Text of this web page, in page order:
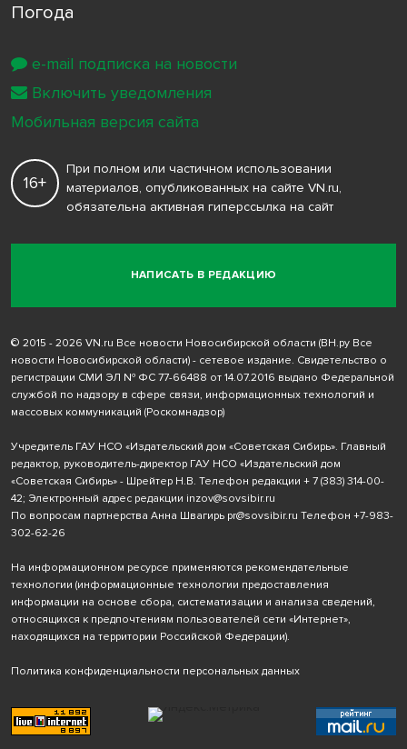
Погода
НАПИСАТЬ В РЕДАКЦИЮ
16+
При полном или частичном использовании
материалов, опубликованных на сайте VN.ru,
обязательна активная гиперссылка на сайт
© 2015 - 2026 VN.ru Все новости Новосибирской области (ВН.ру Все
новости Новосибирской области) - сетевое издание. Свидетельство о
регистрации СМИ ЭЛ № ФС 77-66488 от 14.07.2016 выдано Федеральной
службой по надзору в сфере связи, информационных технологий и
массовых коммуникаций (Роскомнадзор)
Учредитель ГАУ НСО «Издательский дом «Советская Сибирь». Главный
редактор, руководитель-директор ГАУ НСО «Издательский дом
«Советская Сибирь» - Шрейтер Н.В. Телефон редакции + 7 (383) 314-00-
42; Электронный адрес редакции inzov@sovsibir.ru
По вопросам партнерства Анна Швагирь pr@sovsibir.ru Телефон +7-983-
302-62-26
На информационном ресурсе применяются рекомендательные
технологии (информационные технологии предоставления
информации на основе сбора, систематизации и анализа сведений,
относящихся к предпочтениям пользователей сети «Интернет»,
находящихся на территории Российской Федерации).
Политика конфиденциальности персональных данных
e-mail подписка на новости
Включить уведомления
Мобильная версия сайта